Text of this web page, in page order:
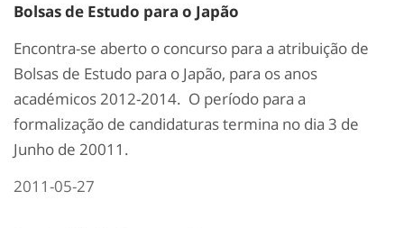
Bolsas de Estudo para o Japão
Encontra-se aberto o concurso para a atribuição de
Bolsas de Estudo para o Japão, para os anos
académicos 2012-2014. O período para a
formalização de candidaturas termina no dia 3 de
Junho de 20011.
2011-05-27